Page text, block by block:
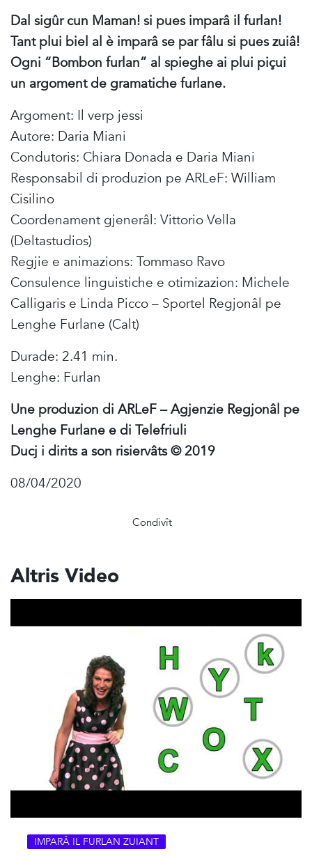
Dal sigûr cun Maman! si pues imparâ il furlan!
Tant plui biel al è imparâ se par fâlu si pues zuiâ!
Ogni “Bombon furlan” al spieghe ai plui piçui
un argoment de gramatiche furlane.
Argoment: Il verp jessi
Autore: Daria Miani
Condutoris: Chiara Donada e Daria Miani
Responsabil di produzion pe ARLeF: William
Cisilino
Coordenament gjenerâl: Vittorio Vella
(Deltastudios)
Regjie e animazions: Tommaso Ravo
Consulence linguistiche e otimizazion: Michele
Calligaris e Linda Picco – Sportel Regjonâl pe
Lenghe Furlane (Calt)
Durade: 2.41 min.
Lenghe: Furlan
Une produzion di ARLeF – Agjenzie Regjonâl pe
Lenghe Furlane e di Telefriuli
Ducj i dirits a son risiervâts © 2019
08/04/2020
Condivît
Altris Video
IMPARÂ IL FURLAN ZUIANT